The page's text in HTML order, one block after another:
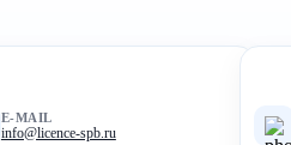
E-MAIL
info@licence-spb.ru